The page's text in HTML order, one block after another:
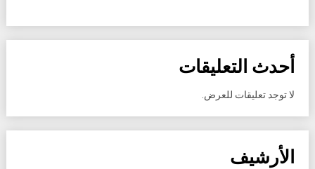
أحدث التعليقات
لا توجد تعليقات للعرض.
الأرشيف